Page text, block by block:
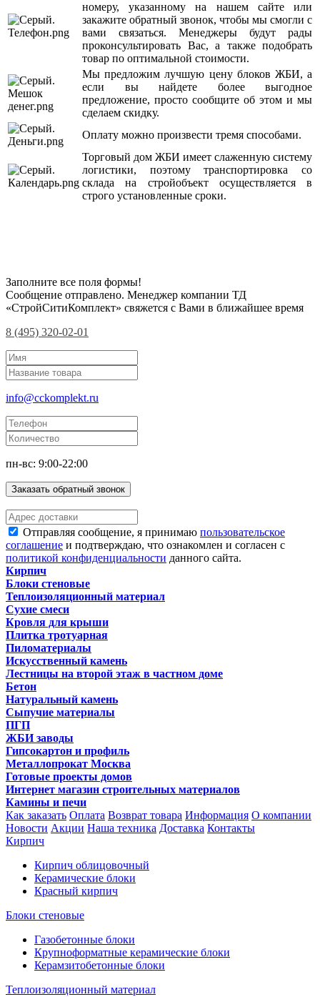
номеру, указанному на нашем сайте или
закажите обратный звонок, чтобы мы смогли с
вами связаться. Менеджеры будут рады
проконсультировать Вас, а также подобрать
товар по оптимальной стоимости.
Мы предложим лучшую цену блоков ЖБИ, а
если вы найдете более выгодное
предложение, просто сообщите об этом и мы
сделаем скидку.
Оплату можно произвести тремя способами.
Торговый дом ЖБИ имеет слаженную систему
логистики, поэтому транспортировка со
склада на стройобъект осуществляется в
строго установленные сроки.
Заполните все поля формы!
Сообщение отправлено. Менеджер компании ТД
«СтройСитиКомплект» свяжется с Вами в ближайшее время
8 (495) 320-02-01
info@cckomplekt.ru
пн-вс: 9:00-22:00
Заказать обратный звонок
Отправляя сообщение, я принимаю пользовательское
соглашение и подтверждаю, что ознакомлен и согласен с
политикой конфиденциальности данного сайта.
Кирпич
Блоки стеновые
Теплоизоляционный материал
Сухие смеси
Кровля для крыши
Плитка тротуарная
Пиломатериалы
Искусственный камень
Лестницы на второй этаж в частном доме
Бетон
Натуральный камень
Сыпучие материалы
ПГП
ЖБИ заводы
Гипсокартон и профиль
Металлопрокат Москва
Готовые проекты домов
Интернет магазин строительных материалов
Камины и печи
Как заказать Оплата Возврат товара Информация О компании
Новости Акции Наша техника Доставка Контакты
Кирпич
Кирпич облицовочный
Керамические блоки
Красный кирпич
Блоки стеновые
Газобетонные блоки
Крупноформатные керамические блоки
Керамзитобетонные блоки
Теплоизоляционный материал